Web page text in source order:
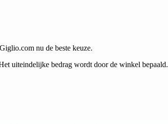
nu de beste keuze.
uiteindelijke bedrag wordt door de winkel bepaald.